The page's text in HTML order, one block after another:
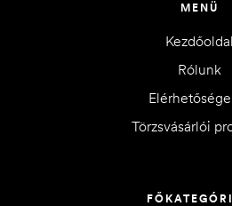
MENÜ
Kezdőoldal
Rólunk
Törzsvásárlói